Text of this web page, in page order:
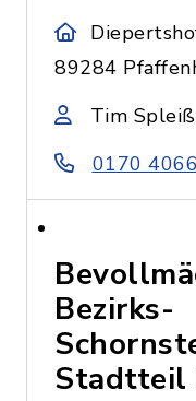
89284
Tim Spleiß
0170
Bezirks-